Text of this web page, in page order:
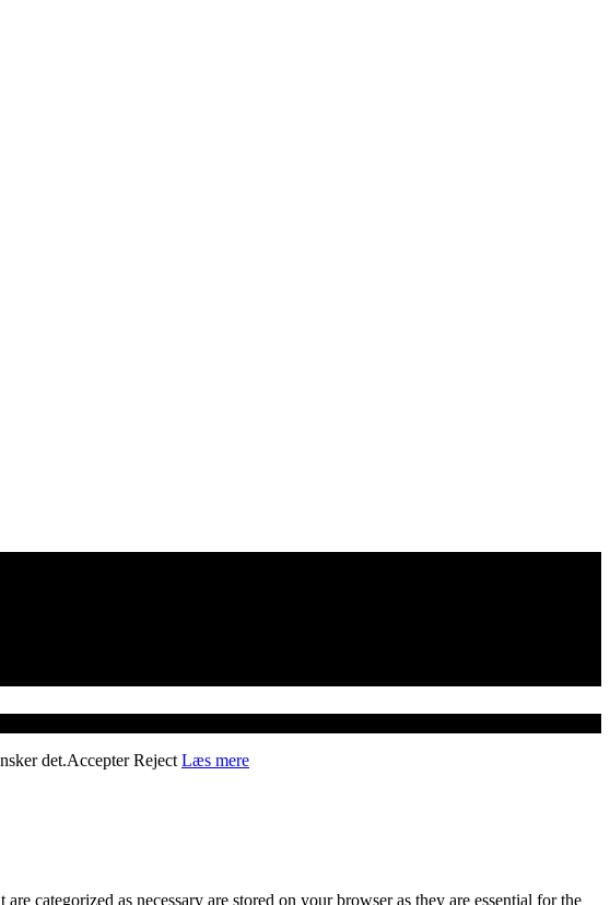
det.Accepter Reject Læs mere
categorized as necessary are stored on your browser as they are essential for the